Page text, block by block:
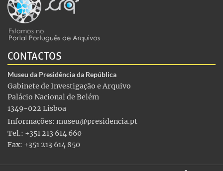
CONTACTOS
Museu da Presidência da República
Gabinete de Investigação e Arquivo
Palácio Nacional de Belém
1349-022 Lisboa
Informações: museu@presidencia.pt
Tel.: +351 213 614 660
Fax: +351 213 614 850